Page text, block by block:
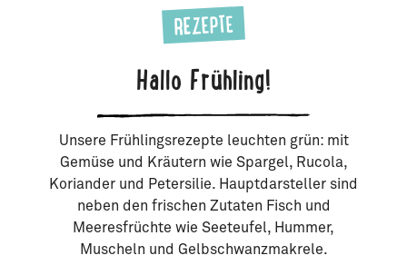
REZEPTE
Hallo Frühling!
Unsere Frühlingsrezepte leuchten grün: mit
Gemüse und Kräutern wie Spargel, Rucola,
Koriander und Petersilie. Hauptdarsteller sind
neben den frischen Zutaten Fisch und
Meeresfrüchte wie Seeteufel, Hummer,
Muscheln und Gelbschwanzmakrele.